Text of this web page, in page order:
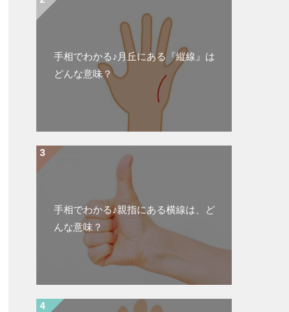
手相でわかる♪月丘にある『縦線』は
どんな意味？
手相でわかる♪親指にある横線は、ど
んな意味？